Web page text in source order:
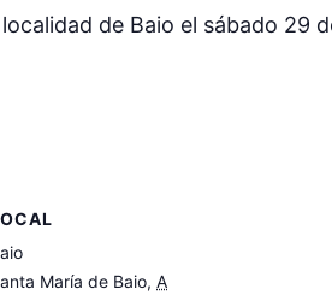
de Baio el sábado 29
María de Baio, A